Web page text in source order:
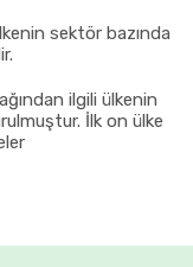
sektör bazında
ilgili ülkenin
İlk on ülke